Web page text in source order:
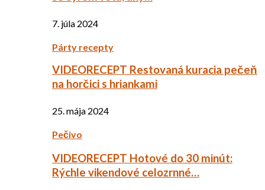
7. júla 2024
Párty recepty
VIDEORECEPT Restovaná kuracia pečeň
na horčici s hriankami
25. mája 2024
Pečivo
VIDEORECEPT Hotové do 30 minút:
Rýchle vikendové celozrnné…